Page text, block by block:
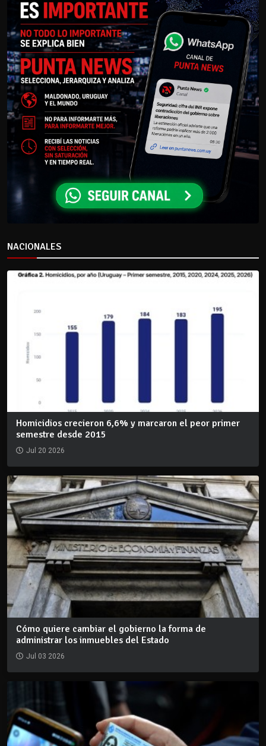
NACIONALES
Homicidios crecieron 6,6% y marcaron el peor primer
semestre desde 2015
Jul 20 2026
Cómo quiere cambiar el gobierno la forma de
administrar los inmuebles del Estado
Jul 03 2026